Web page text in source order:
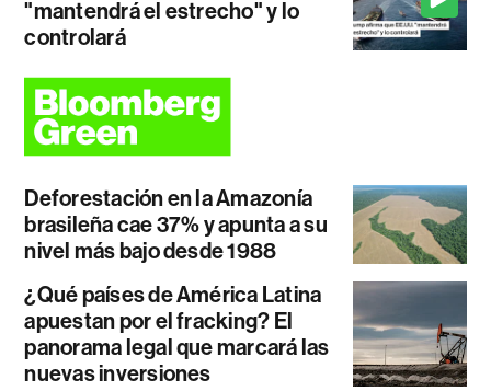
"mantendrá el estrecho" y lo
controlará
Deforestación en la Amazonía
brasileña cae 37% y apunta a su
nivel más bajo desde 1988
¿Qué países de América Latina
apuestan por el fracking? El
panorama legal que marcará las
nuevas inversiones